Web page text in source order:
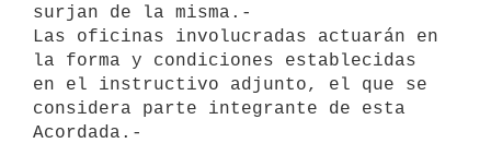
surjan de la misma.-
Las oficinas involucradas actuarán en
la forma y condiciones establecidas
en el instructivo adjunto, el que se
considera parte integrante de esta
Acordada.-